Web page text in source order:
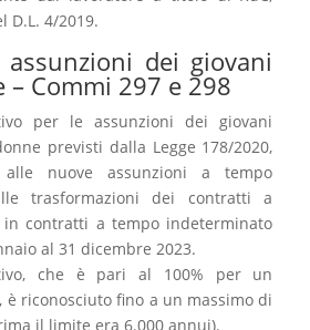
D.L. 4/2019.
dei giovani
– Commi 297 e 298
per le assunzioni dei giovani
previsti dalla Legge 178/2020,
nuove assunzioni a tempo
trasformazioni dei contratti a
contratti a tempo indeterminato
al 31 dicembre 2023.
che è pari al 100% per un
è riconosciuto fino a un massimo di
il limite era 6.000 annui).